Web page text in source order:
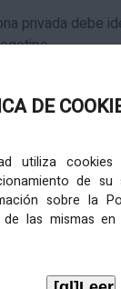
DE
utiliza
de su
sobre la
las mismas
CARTAFOL
privada debe